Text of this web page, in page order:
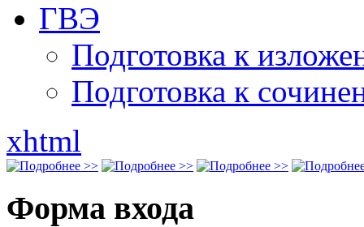
ГВЭ
Подготовка к
Подготовка к
xhtml
Форма входа